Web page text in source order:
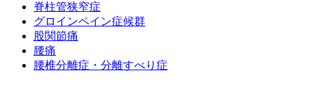
脊柱管狭窄症
グロインペイン症候群
股関節痛
腰痛
腰椎分離症・分離すべり症